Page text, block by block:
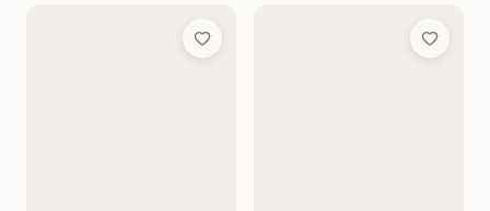
Add to Wish List Add to